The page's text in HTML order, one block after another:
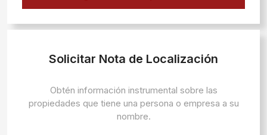
Solicitar Nota de Localización
Obtén información instrumental sobre las
propiedades que tiene una persona o empresa a su
nombre.